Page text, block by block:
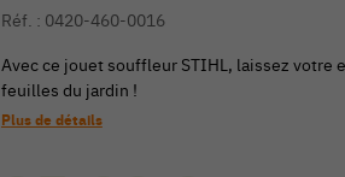
Réf. : 0420-460-0016
Avec ce jouet souffleur STIHL, laissez votre
feuilles du jardin !
Plus de détails